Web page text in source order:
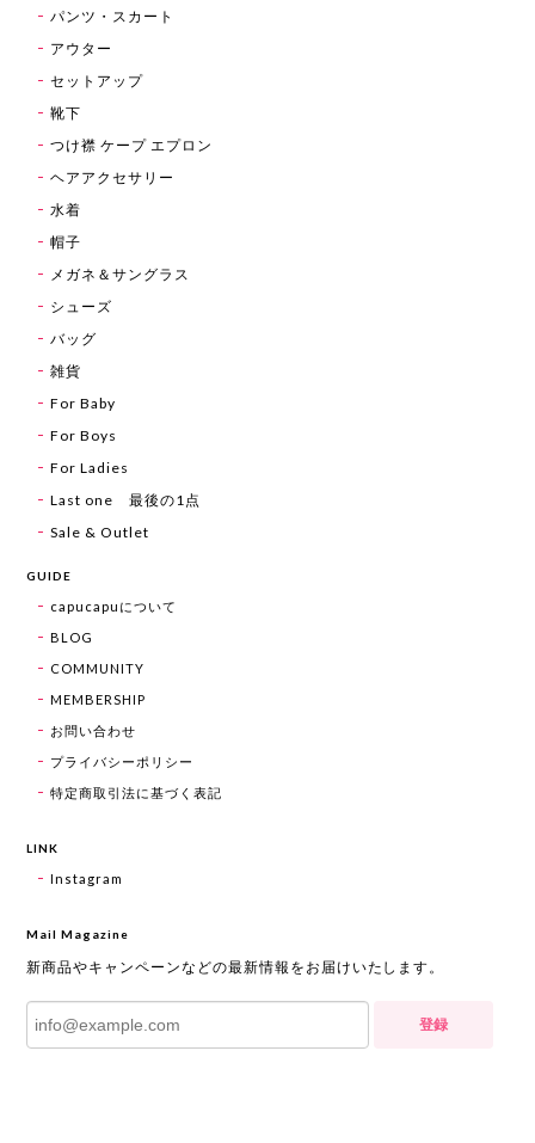
パンツ・スカート
アウター
セットアップ
靴下
つけ襟 ケープ エプロン
ヘアアクセサリー
水着
帽子
メガネ＆サングラス
シューズ
バッグ
雑貨
For Baby
For Boys
For Ladies
Last one 最後の1点
Sale & Outlet
GUIDE
capucapuについて
BLOG
COMMUNITY
MEMBERSHIP
お問い合わせ
プライバシーポリシー
特定商取引法に基づく表記
LINK
Instagram
Mail Magazine
新商品やキャンペーンなどの最新情報をお届けいたします。
登録